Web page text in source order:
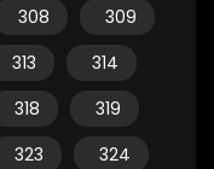
308
309
313
314
318
319
323
324